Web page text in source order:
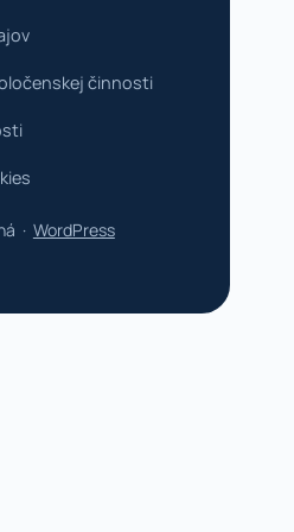
činnosti
· WordPress